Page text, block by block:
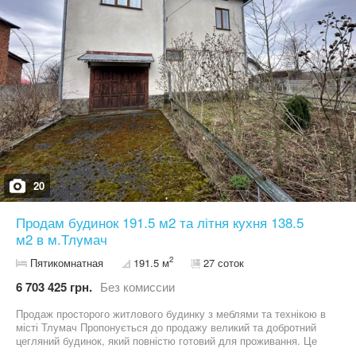
20
Продам будинок 191.5 м2 та літня кухня 138.5
м2 в м.Тлумач
Пятикомнатная 191.5 м2 27 соток
6 703 425 грн. Без комиссии
Продаж просторого житлового будинку з меблями та технікою в
місті Тлумач Пропонується до продажу великий та добротний
цегляний будинок, який повністю готовий для проживання. Це